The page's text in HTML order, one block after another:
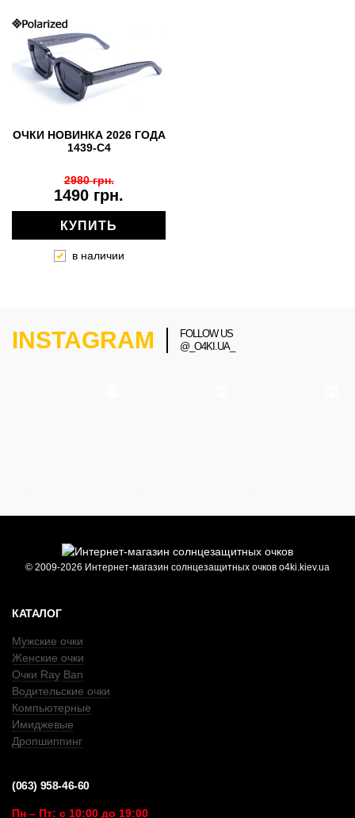
ОЧКИ НОВИНКА 2026 ГОДА
1439-C4
1490 грн.
2980 грн.
КУПИТЬ
в наличии
INSTAGRAM
FOLLOW US
@_O4KI.UA_
© 2009-2026 Интернет-магазин солнцезащитных очков o4ki.kiev.ua
КАТАЛОГ
Мужские очки
Женские очки
Очки Ray Ban
Водительские очки
Компьютерные
Имиджевые
Дропшиппинг
(063) 958-46-60
Пн – Пт: с 10:00 до 19:00